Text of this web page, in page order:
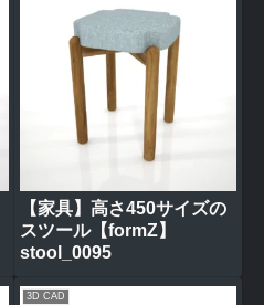
【家具】高さ450サイズの
スツール【formZ】
stool_0095
3D CAD